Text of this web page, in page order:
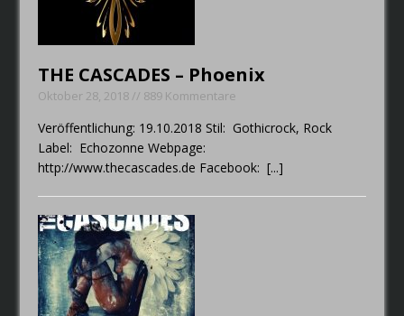
THE CASCADES – Phoenix
Oktober 28, 2018 // 889 Kommentare
Veröffentlichung: 19.10.2018 Stil: Gothicrock, Rock
Label: Echozonne Webpage:
http://www.thecascades.de Facebook:[...]